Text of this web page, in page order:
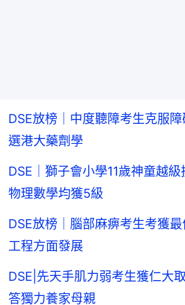
DSE放榜｜中度聽障考生克服
選港大藥劑學
DSE｜獅子會小學11歲神童越
物理數學均獲5級
DSE放榜｜腦部麻痹考生考獲
工程方面發展
DSE|先天手肌力弱考生獲仁大
答獨力養家母親